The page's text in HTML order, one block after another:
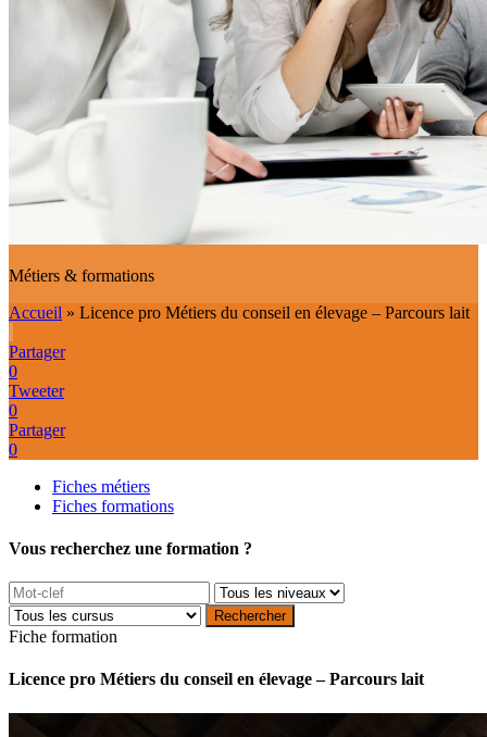
Métiers & formations
Accueil » Licence pro Métiers du conseil en élevage – Parcours lait
Partager
0
Tweeter
0
Partager
0
Fiches métiers
Fiches formations
Vous recherchez une formation ?
Fiche formation
Licence pro Métiers du conseil en élevage – Parcours lait